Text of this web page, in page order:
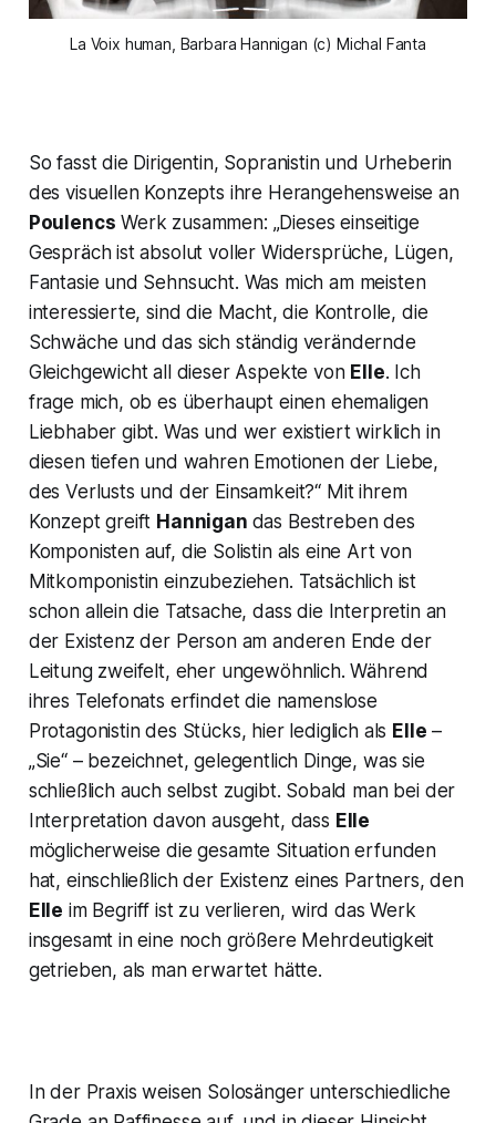
La Voix human, Barbara Hannigan (c) Michal Fanta
So fasst die Dirigentin, Sopranistin und Urheberin
des visuellen Konzepts ihre Herangehensweise an
Poulencs Werk zusammen: „Dieses einseitige
Gespräch ist absolut voller Widersprüche, Lügen,
Fantasie und Sehnsucht. Was mich am meisten
interessierte, sind die Macht, die Kontrolle, die
Schwäche und das sich ständig verändernde
Gleichgewicht all dieser Aspekte von Elle. Ich
frage mich, ob es überhaupt einen ehemaligen
Liebhaber gibt. Was und wer existiert wirklich in
diesen tiefen und wahren Emotionen der Liebe,
des Verlusts und der Einsamkeit?“ Mit ihrem
Konzept greift Hannigan das Bestreben des
Komponisten auf, die Solistin als eine Art von
Mitkomponistin einzubeziehen. Tatsächlich ist
schon allein die Tatsache, dass die Interpretin an
der Existenz der Person am anderen Ende der
Leitung zweifelt, eher ungewöhnlich. Während
ihres Telefonats erfindet die namenslose
Protagonistin des Stücks, hier lediglich als Elle –
„Sie“– bezeichnet, gelegentlich Dinge, was sie
schließlich auch selbst zugibt. Sobald man bei der
Interpretation davon ausgeht, dass Elle
möglicherweise die gesamte Situation erfunden
hat, einschließlich der Existenz eines Partners, den
Elle im Begriff ist zu verlieren, wird das Werk
insgesamt in eine noch größere Mehrdeutigkeit
getrieben, als man erwartet hätte.
In der Praxis weisen Solosänger unterschiedliche